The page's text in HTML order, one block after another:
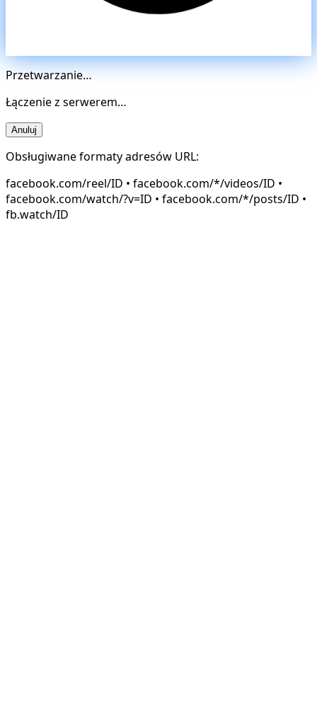
Przetwarzanie…
Łączenie z serwerem…
Anuluj
Obsługiwane formaty adresów URL:
facebook.com/reel/ID • facebook.com/*/videos/ID •
facebook.com/watch/?v=ID • facebook.com/*/posts/ID •
fb.watch/ID